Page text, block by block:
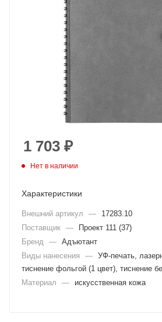
1 703 ₽
Нет в наличии
Характеристики
Внешний артикул —
17283.10
Поставщик —
Проект 111 (37)
Бренд
— Адъютант
Виды нанесения
— УФ-печать,
тиснение фольгой (1 цвет), тиснение
Материал
— искусственная кожа